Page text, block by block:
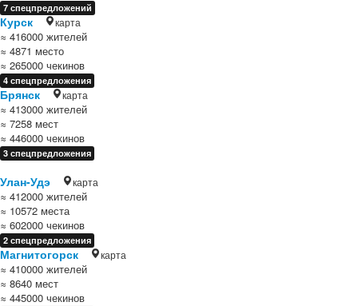
7 спецпредложений
Курск карта
≈ 416000 жителей
≈ 4871 место
≈ 265000 чекинов
4 спецпредложения
Брянск карта
≈ 413000 жителей
≈ 7258 мест
≈ 446000 чекинов
3 спецпредложения
Улан-Удэ карта
≈ 412000 жителей
≈ 10572 места
≈ 602000 чекинов
2 спецпредложения
Магнитогорск карта
≈ 410000 жителей
≈ 8640 мест
≈ 445000 чекинов